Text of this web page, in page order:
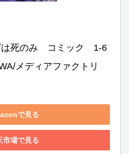
死のみ　コミック　1-6
メディアファクトリ
で見る
市場で見る